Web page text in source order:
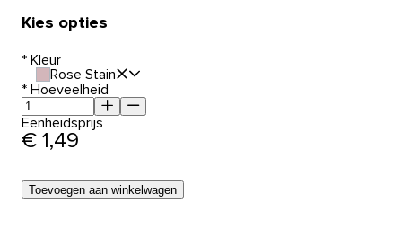
Kies opties
* Kleur
Rose Stain
* Hoeveelheid
Eenheidsprijs
€ 1,49
Toevoegen aan winkelwagen